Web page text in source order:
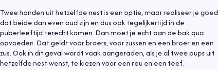
Twee honden uit hetzelfde nest is een optie, maar realiseer je goed
dat beide dan even oud zijn en dus ook tegelijkertijd in de
puberleeftijd terecht komen. Dan moet je echt aan de bak qua
opvoeden. Dat geldt voor broers, voor zussen en een broer en een
zus. Ook in dit geval wordt vaak aangeraden, als je al twee pups uit
hetzelfde nest wenst, te kiezen voor een reu en een teef.